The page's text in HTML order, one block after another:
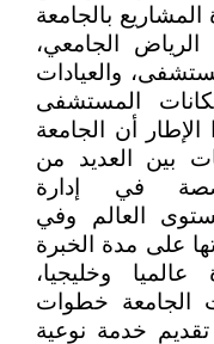
بالجامعة
الجامعي،
والعيادات
المستشفى
الإطار أن الجامعة
بين العديد من
في إدارة
العالم وفي
على مدة الخبرة
وخليجيا،
الجامعة خطوات
خدمة نوعية